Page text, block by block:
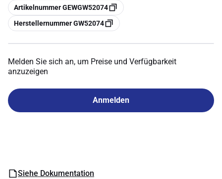
Kopieren
Artikelnummer GEWGW52074
Kopieren
Herstellernummer GW52074
Melden Sie sich an, um Preise und Verfügbarkeit
anzuzeigen
Anmelden
Siehe Dokumentation